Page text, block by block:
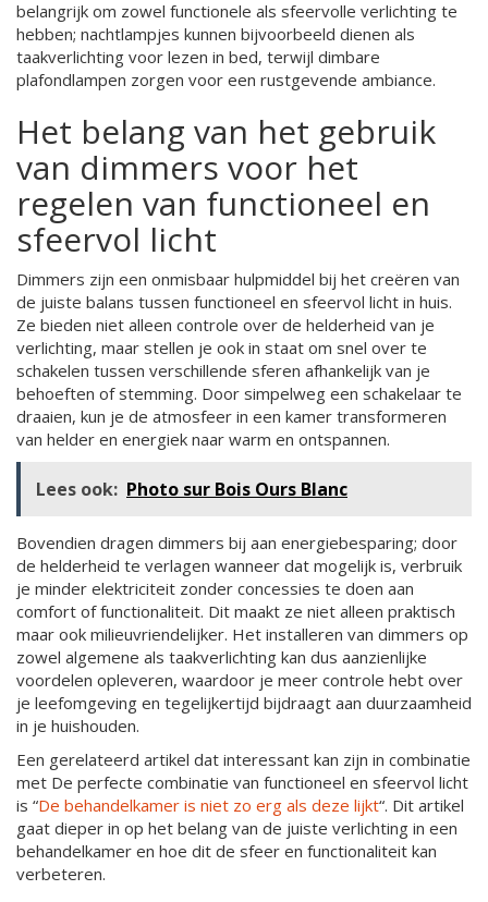
belangrijk om zowel functionele als sfeervolle verlichting te
hebben; nachtlampjes kunnen bijvoorbeeld dienen als
taakverlichting voor lezen in bed, terwijl dimbare
plafondlampen zorgen voor een rustgevende ambiance.
Het belang van het gebruik
van dimmers voor het
regelen van functioneel en
sfeervol licht
Dimmers zijn een onmisbaar hulpmiddel bij het creëren van
de juiste balans tussen functioneel en sfeervol licht in huis.
Ze bieden niet alleen controle over de helderheid van je
verlichting, maar stellen je ook in staat om snel over te
schakelen tussen verschillende sferen afhankelijk van je
behoeften of stemming. Door simpelweg een schakelaar te
draaien, kun je de atmosfeer in een kamer transformeren
van helder en energiek naar warm en ontspannen.
Lees ook: Photo sur Bois Ours Blanc
Bovendien dragen dimmers bij aan energiebesparing; door
de helderheid te verlagen wanneer dat mogelijk is, verbruik
je minder elektriciteit zonder concessies te doen aan
comfort of functionaliteit. Dit maakt ze niet alleen praktisch
maar ook milieuvriendelijker. Het installeren van dimmers op
zowel algemene als taakverlichting kan dus aanzienlijke
voordelen opleveren, waardoor je meer controle hebt over
je leefomgeving en tegelijkertijd bijdraagt aan duurzaamheid
in je huishouden.
Een gerelateerd artikel dat interessant kan zijn in combinatie
met De perfecte combinatie van functioneel en sfeervol licht
is “De behandelkamer is niet zo erg als deze lijkt“. Dit artikel
gaat dieper in op het belang van de juiste verlichting in een
behandelkamer en hoe dit de sfeer en functionaliteit kan
verbeteren.